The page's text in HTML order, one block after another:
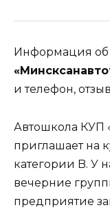
Информация об
и телефон,
Автошкола КУП
приглашает на
категории B. У
вечерние
предприятие